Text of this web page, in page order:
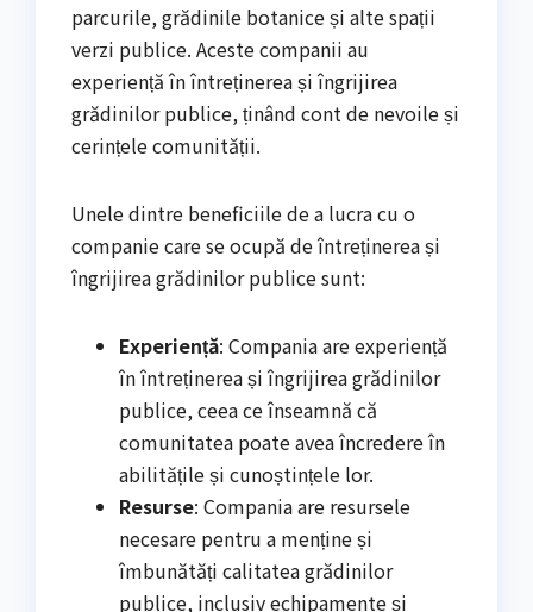
parcurile, grădinile botanice și alte spații
verzi publice. Aceste companii au
experiență în întreținerea și îngrijirea
grădinilor publice, ținând cont de nevoile și
cerințele comunității.
Unele dintre beneficiile de a lucra cu o
companie care se ocupă de întreținerea și
îngrijirea grădinilor publice sunt:
Experiență: Compania are experiență
în întreținerea și îngrijirea grădinilor
publice, ceea ce înseamnă că
comunitatea poate avea încredere în
abilitățile și cunoștințele lor.
Resurse: Compania are resursele
necesare pentru a menține și
îmbunătăți calitatea grădinilor
publice, inclusiv echipamente și